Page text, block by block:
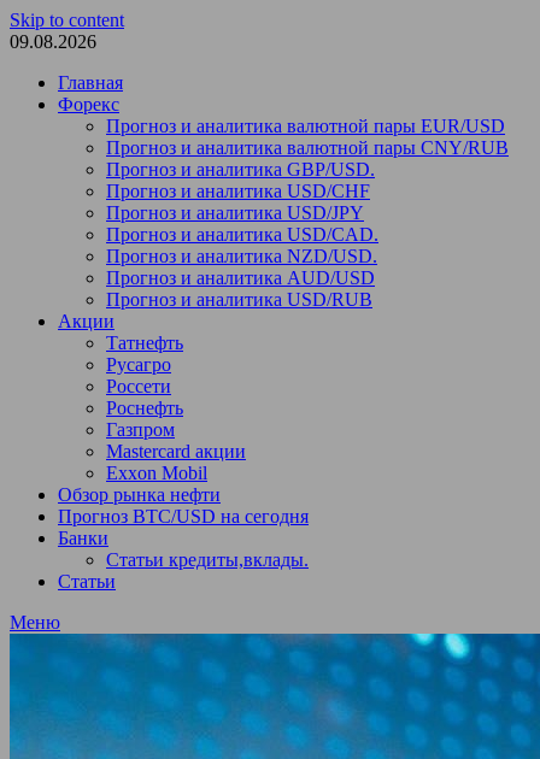
Skip to content
09.08.2026
Главная
Форекс
Прогноз и аналитика валютной пары EUR/USD
Прогноз и аналитика валютной пары CNY/RUB
Прогноз и аналитика GBP/USD.
Прогноз и аналитика USD/CHF
Прогноз и аналитика USD/JPY
Прогноз и аналитика USD/CAD.
Прогноз и аналитика NZD/USD.
Прогноз и аналитика AUD/USD
Прогноз и аналитика USD/RUB
Акции
Татнефть
Русагро
Россети
Роснефть
Газпром
Mastercard акции
Exxon Mobil
Обзор рынка нефти
Прогноз BTC/USD на сегодня
Банки
Статьи кредиты,вклады.
Статьи
Меню